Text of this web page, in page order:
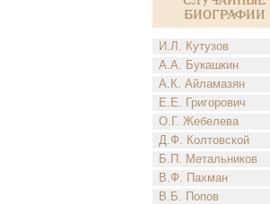
биографии
И.Л. Кутузов
А.А. Букашкин
А.К. Айламазян
Е.Е. Григорович
О.Г. Жебелева
Д.Ф. Колтовской
Б.П. Метальников
В.Ф. Пахман
В.Б. Попов